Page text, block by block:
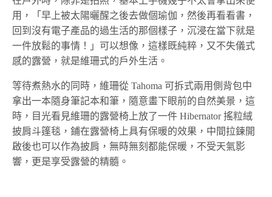
用，「早上被太陽曬醒之後去做個瑜伽，然後再看看書，
回到沒有電子產品的過生活的那個樣子，沉浸在當下就是
一件放鬆的事情！」可以想像，這樣既純粹，又不失儀式
感的露營，就是維珊式的戶外生活。
等待煮熱水的同時，維珊從 Tahoma 可拆式兩用側背包中
拿出一本隨身筆記本和筆，隨意畫下眼前的自然美景，這
時，目光看見維珊的露營椅上放了一件 Hibernator 搖粒絨
披肩斗篷毯，鋪在露營椅上具有保暖的效果，中間拉鍊開
啟後也可以作為披肩，無時無刻都能保暖，不受天氣影
響，更是享受露營的精髓。